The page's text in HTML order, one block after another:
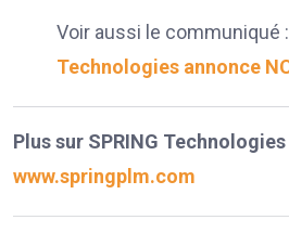
Voir aussi le communiqué :
Technologies annonce
Plus sur SPRING Technologies
www.springplm.com